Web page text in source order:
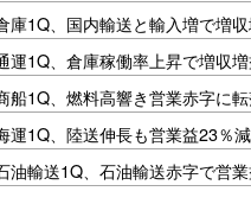
庫1Q、国内輸送と輸入増で増
運1Q、倉庫稼働率上昇で増収
船1Q、燃料高響き営業赤字に
運1Q、陸送伸長も営業益23％減
油輸送1Q、石油輸送赤字で営